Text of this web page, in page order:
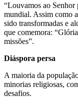
“Louvamos ao Senhor
mundial. Assim como
sido transformadas e
que comemora:
missões”.
Diáspora persa
A maioria da
minorias religiosas,
desafios.